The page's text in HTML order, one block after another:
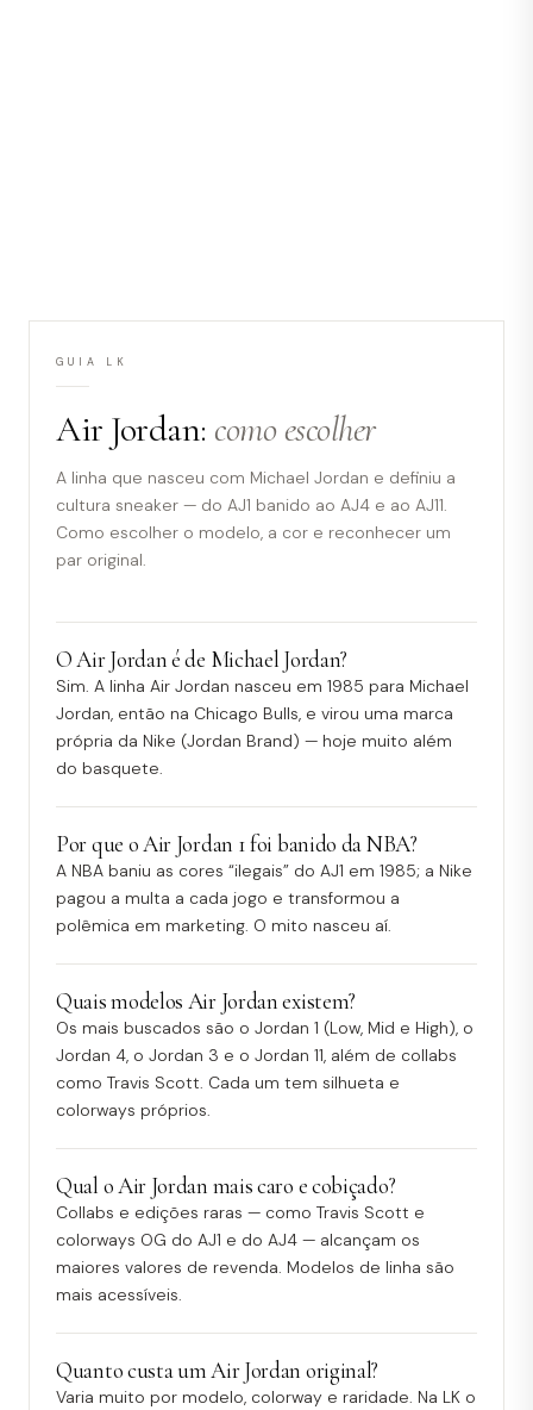
GUIA LK
Air Jordan: como escolher
A linha que nasceu com Michael Jordan e definiu a
cultura sneaker — do AJ1 banido ao AJ4 e ao AJ11.
Como escolher o modelo, a cor e reconhecer um
par original.
O Air Jordan é de Michael Jordan?
Sim. A linha Air Jordan nasceu em 1985 para Michael
Jordan, então na Chicago Bulls, e virou uma marca
própria da Nike (Jordan Brand) — hoje muito além
do basquete.
Por que o Air Jordan 1 foi banido da NBA?
A NBA baniu as cores “ilegais” do AJ1 em 1985; a Nike
pagou a multa a cada jogo e transformou a
polêmica em marketing. O mito nasceu aí.
Quais modelos Air Jordan existem?
Os mais buscados são o Jordan 1 (Low, Mid e High), o
Jordan 4, o Jordan 3 e o Jordan 11, além de collabs
como Travis Scott. Cada um tem silhueta e
colorways próprios.
Qual o Air Jordan mais caro e cobiçado?
Collabs e edições raras — como Travis Scott e
colorways OG do AJ1 e do AJ4 — alcançam os
maiores valores de revenda. Modelos de linha são
mais acessíveis.
Quanto custa um Air Jordan original?
Varia muito por modelo, colorway e raridade. Na LK o